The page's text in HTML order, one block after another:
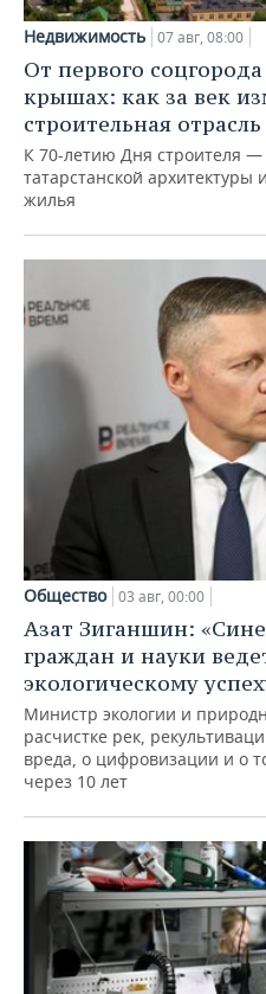
Недвижимость 07 авг, 08:00
От первого
крышах: как за век
строительная
К 70-летию Дня строителя —
татарстанской архитектуры
жилья
Общество 03 авг, 00:00
Азат Зиганшин:
граждан и науки
экологическому
Министр экологии и
расчистке рек,
вреда, о цифровизации и о
через 10 лет